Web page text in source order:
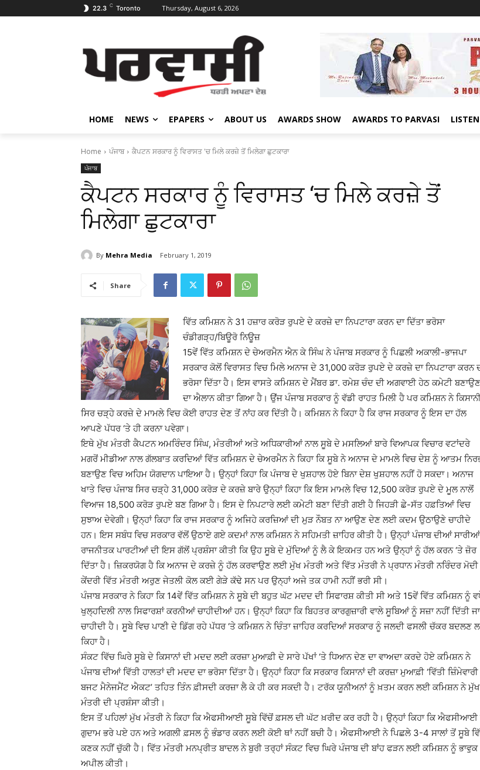
22.3 C Toronto Thursday, August 6, 2026
HOME NEWS EPAPERS ABOUT US AWARDS SHOW AWARDS TO PARVASI
Home ਪੰਜਾਬ ਕੈਪਟਨ ਸਰਕਾਰ ਨੂੰ ਵਿਰਾਸਤ 'ਚ ਮਿਲੇ ਕਰਜ਼ੇ ਤੋਂ ਮਿਲੇਗਾ ਛੁਟਕਾਰਾ
ਪੰਜਾਬ
ਕੈਪਟਨ ਸਰਕਾਰ ਨੂੰ ਵਿਰਾਸਤ ‘ਚ ਮਿਲੇ ਕਰਜ਼ੇ ਤੋਂ
ਮਿਲੇਗਾ ਛੁਟਕਾਰਾ
By Mehra Media February 1, 2019
Share
ਵਿੱਤ ਕਮਿਸ਼ਨ ਨੇ 31 ਹਜ਼ਾਰ ਕਰੋੜ ਰੁਪਏ ਦੇ ਕਰਜ਼ੇ ਦਾ ਨਿਪਟਾਰਾ ਕਰਨ ਦਾ ਦਿੱਤਾ ਭਰੋਸਾ
ਚੰਡੀਗੜ੍ਹ/ਬਿਊਰੋ ਨਿਊਜ਼
15ਵੇਂ ਵਿੱਤ ਕਮਿਸ਼ਨ ਦੇ ਚੇਅਰਮੈਨ ਐਨ ਕੇ ਸਿੰਘ ਨੇ ਪੰਜਾਬ ਸਰਕਾਰ ਨੂੰ ਪਿਛਲੀ ਅਕਾਲੀ-ਭਾਜਪਾ
ਸਰਕਾਰ ਕੋਲੋਂ ਵਿਰਾਸਤ ਵਿਚ ਮਿਲੇ ਅਨਾਜ ਦੇ 31,000 ਕਰੋੜ ਰੁਪਏ ਦੇ ਕਰਜ਼ੇ ਦਾ ਨਿਪਟਾਰਾ ਕਰਨ
ਭਰੋਸਾ ਦਿੱਤਾ ਹੈ। ਇਸ ਵਾਸਤੇ ਕਮਿਸ਼ਨ ਦੇ ਮੈਂਬਰ ਡਾ. ਰਮੇਸ਼ ਚੰਦ ਦੀ ਅਗਵਾਈ ਹੇਠ ਕਮੇਟੀ ਬਣਾਉਣ
ਦਾ ਐਲਾਨ ਕੀਤਾ ਗਿਆ ਹੈ। ਉਂਜ ਪੰਜਾਬ ਸਰਕਾਰ ਨੂੰ ਵੱਡੀ ਰਾਹਤ ਮਿਲੀ ਹੈ ਪਰ ਕਮਿਸ਼ਨ ਨੇ
ਸਿਰ ਚੜ੍ਹੇ ਕਰਜ਼ੇ ਦੇ ਮਾਮਲੇ ਵਿਚ ਕੋਈ ਰਾਹਤ ਦੇਣ ਤੋਂ ਨਾਂਹ ਕਰ ਦਿੱਤੀ ਹੈ। ਕਮਿਸ਼ਨ ਨੇ ਕਿਹਾ ਹੈ ਕਿ ਰਾਜ ਸਰਕਾਰ ਨੂੰ ਇਸ ਦਾ ਹੱਲ
ਆਪਣੇ ਪੱਧਰ ‘ਤੇ ਹੀ ਕਰਨਾ ਪਵੇਗਾ।
ਇਥੇ ਮੁੱਖ ਮੰਤਰੀ ਕੈਪਟਨ ਅਮਰਿੰਦਰ ਸਿੰਘ, ਮੰਤਰੀਆਂ ਅਤੇ ਅਧਿਕਾਰੀਆਂ ਨਾਲ ਸੂਬੇ ਦੇ ਮਸਲਿਆਂ ਬਾਰੇ ਵਿਆਪਕ ਵਿਚਾਰ ਵਟਾਂਦਰੇ
ਮਗਰੋਂ ਮੀਡੀਆ ਨਾਲ ਗੱਲਬਾਤ ਕਰਦਿਆਂ ਵਿੱਤ ਕਮਿਸ਼ਨ ਦੇ ਚੇਅਰਮੈਨ ਨੇ ਕਿਹਾ ਕਿ ਸੂਬੇ ਨੇ ਅਨਾਜ ਦੇ ਮਾਮਲੇ ਵਿਚ ਦੇਸ਼ ਨੂੰ ਆਤਮ
ਬਣਾਉਣ ਵਿਚ ਅਹਿਮ ਯੋਗਦਾਨ ਪਾਇਆ ਹੈ। ਉਨ੍ਹਾਂ ਕਿਹਾ ਕਿ ਪੰਜਾਬ ਦੇ ਖੁਸ਼ਹਾਲ ਹੋਏ ਬਿਨਾ ਦੇਸ਼ ਖੁਸ਼ਹਾਲ ਨਹੀਂ ਹੋ ਸਕਦਾ। ਅਨਾਜ
ਖਾਤੇ ਵਿਚ ਪੰਜਾਬ ਸਿਰ ਚੜ੍ਹੇ 31,000 ਕਰੋੜ ਦੇ ਕਰਜ਼ੇ ਬਾਰੇ ਉਨ੍ਹਾਂ ਕਿਹਾ ਕਿ ਇਸ ਮਾਮਲੇ ਵਿਚ 12,500 ਕਰੋੜ ਰੁਪਏ ਦੇ ਮੂਲ ਨਾਲੋਂ
ਵਿਆਜ 18,500 ਕਰੋੜ ਰੁਪਏ ਬਣ ਗਿਆ ਹੈ। ਇਸ ਦੇ ਨਿਪਟਾਰੇ ਲਈ ਕਮੇਟੀ ਬਣਾ ਦਿੱਤੀ ਗਈ ਹੈ ਜਿਹੜੀ ਛੇ-ਸੱਤ ਹਫ਼ਤਿਆਂ ਵਿਚ
ਸੁਝਾਅ ਦੇਵੇਗੀ। ਉਨ੍ਹਾਂ ਕਿਹਾ ਕਿ ਰਾਜ ਸਰਕਾਰ ਨੂੰ ਅਜਿਹੇ ਕਰਜ਼ਿਆਂ ਦੀ ਮੁੜ ਨੌਬਤ ਨਾ ਆਉਣ ਦੇਣ ਲਈ ਕਦਮ ਉਠਾਉਣੇ ਚਾਹੀਦੇ
ਹਨ। ਇਸ ਸਬੰਧ ਵਿਚ ਸਰਕਾਰ ਵੱਲੋਂ ਉਠਾਏ ਗਏ ਕਦਮਾਂ ਨਾਲ ਕਮਿਸ਼ਨ ਨੇ ਸਹਿਮਤੀ ਜ਼ਾਹਿਰ ਕੀਤੀ ਹੈ। ਉਨ੍ਹਾਂ ਪੰਜਾਬ ਦੀਆਂ ਸਾਰੀਆਂ
ਰਾਜਨੀਤਕ ਪਾਰਟੀਆਂ ਦੀ ਇਸ ਗੱਲੋਂ ਪ੍ਰਸ਼ੰਸਾ ਕੀਤੀ ਕਿ ਉਹ ਸੂਬੇ ਦੇ ਮੁੱਦਿਆਂ ਨੂੰ ਲੈ ਕੇ ਇਕਮਤ ਹਨ ਅਤੇ ਉਨ੍ਹਾਂ ਨੂੰ ਹੱਲ ਕਰਨ ‘ਤੇ ਜ਼ੋਰ
ਦਿੱਤਾ ਹੈ। ਜ਼ਿਕਰਯੋਗ ਹੈ ਕਿ ਅਨਾਜ ਦੇ ਕਰਜ਼ੇ ਨੂੰ ਹੱਲ ਕਰਵਾਉਣ ਲਈ ਮੁੱਖ ਮੰਤਰੀ ਅਤੇ ਵਿੱਤ ਮੰਤਰੀ ਨੇ ਪ੍ਰਧਾਨ ਮੰਤਰੀ ਨਰਿੰਦਰ
ਕੇਂਦਰੀ ਵਿੱਤ ਮੰਤਰੀ ਅਰੁਣ ਜੇਤਲੀ ਕੋਲ ਕਈ ਗੇੜੇ ਕੱਢੇ ਸਨ ਪਰ ਉਨ੍ਹਾਂ ਅਜੇ ਤਕ ਹਾਮੀ ਨਹੀਂ ਭਰੀ ਸੀ।
ਪੰਜਾਬ ਸਰਕਾਰ ਨੇ ਕਿਹਾ ਕਿ 14ਵੇਂ ਵਿੱਤ ਕਮਿਸ਼ਨ ਨੇ ਸੂਬੇ ਦੀ ਬਹੁਤ ਘੱਟ ਮਦਦ ਦੀ ਸਿਫਾਰਸ਼ ਕੀਤੀ ਸੀ ਅਤੇ 15ਵੇਂ ਵਿੱਤ ਕਮਿਸ਼ਨ ਨੂੰ
ਖੁਲ੍ਹਦਿਲੀ ਨਾਲ ਸਿਫਾਰਸ਼ਾਂ ਕਰਨੀਆਂ ਚਾਹੀਦੀਆਂ ਹਨ। ਉਨ੍ਹਾਂ ਕਿਹਾ ਕਿ ਬਿਹਤਰ ਕਾਰਗੁਜ਼ਾਰੀ ਵਾਲੇ ਸੂਬਿਆਂ ਨੂੰ ਸਜ਼ਾ ਨਹੀਂ ਦਿੱਤੀ
ਚਾਹੀਦੀ ਹੈ। ਸੂਬੇ ਵਿਚ ਪਾਣੀ ਦੇ ਡਿੱਗ ਰਹੇ ਪੱਧਰ ‘ਤੇ ਕਮਿਸ਼ਨ ਨੇ ਚਿੰਤਾ ਜ਼ਾਹਿਰ ਕਰਦਿਆਂ ਸਰਕਾਰ ਨੂੰ ਜਲਦੀ ਫਸਲੀ ਚੱਕਰ ਬਦਲਣ
ਕਿਹਾ ਹੈ।
ਸੰਕਟ ਵਿੱਚ ਘਿਰੇ ਸੂਬੇ ਦੇ ਕਿਸਾਨਾਂ ਦੀ ਮਦਦ ਲਈ ਕਰਜ਼ਾ ਮੁਆਫ਼ੀ ਦੇ ਸਾਰੇ ਪੱਖਾਂ ‘ਤੇ ਧਿਆਨ ਦੇਣ ਦਾ ਵਾਅਦਾ ਕਰਦੇ ਹੋਏ ਕਮਿਸ਼ਨ ਨੇ
ਪੰਜਾਬ ਦੀਆਂ ਵਿੱਤੀ ਹਾਲਤਾਂ ਦੀ ਮਦਦ ਦਾ ਭਰੋਸਾ ਦਿੱਤਾ ਹੈ। ਉਨ੍ਹਾਂ ਕਿਹਾ ਕਿ ਸਰਕਾਰ ਕਿਸਾਨਾਂ ਦੀ ਕਰਜ਼ਾ ਮੁਆਫ਼ੀ ‘ਵਿੱਤੀ ਜ਼ਿੰਮੇਵਾਰੀ
ਬਜਟ ਮੈਨੇਜਮੈਂਟ ਐਕਟ’ ਤਹਿਤ ਤਿੰਨ ਫ਼ੀਸਦੀ ਕਰਜ਼ਾ ਲੈ ਕੇ ਹੀ ਕਰ ਸਕਦੀ ਹੈ। ਟਰੱਕ ਯੂਨੀਅਨਾਂ ਨੂੰ ਖ਼ਤਮ ਕਰਨ ਲਈ ਕਮਿਸ਼ਨ ਨੇ ਮੁੱਖ
ਮੰਤਰੀ ਦੀ ਪ੍ਰਸ਼ੰਸਾ ਕੀਤੀ।
ਇਸ ਤੋਂ ਪਹਿਲਾਂ ਮੁੱਖ ਮੰਤਰੀ ਨੇ ਕਿਹਾ ਕਿ ਐਫਸੀਆਈ ਸੂਬੇ ਵਿੱਚੋਂ ਫ਼ਸਲ ਦੀ ਘੱਟ ਖ਼ਰੀਦ ਕਰ ਰਹੀ ਹੈ। ਉਨ੍ਹਾਂ ਕਿਹਾ ਕਿ ਐਫਸੀਆਈ
ਗੁਦਾਮ ਭਰੇ ਪਏ ਹਨ ਅਤੇ ਅਗਲੀ ਫ਼ਸਲ ਨੂੰ ਭੰਡਾਰ ਕਰਨ ਲਈ ਕੋਈ ਥਾਂ ਨਹੀਂ ਬਚੀ ਹੈ। ਐਫਸੀਆਈ ਨੇ ਪਿਛਲੇ 3-4 ਸਾਲਾਂ ਤੋਂ ਸੂਬੇ
ਕਣਕ ਨਹੀਂ ਚੁੱਕੀ ਹੈ। ਵਿੱਤ ਮੰਤਰੀ ਮਨਪ੍ਰੀਤ ਬਾਦਲ ਨੇ ਬੁਰੀ ਤਰ੍ਹਾਂ ਸੰਕਟ ਵਿਚ ਘਿਰੇ ਪੰਜਾਬ ਦੀ ਬਾਂਹ ਫੜਨ ਲਈ ਕਮਿਸ਼ਨ ਨੂੰ ਭਾਵੁਕ
ਅਪੀਲ ਕੀਤੀ।